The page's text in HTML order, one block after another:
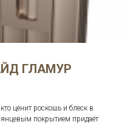
ГЛАМУР
ценит роскошь и блеск в
покрытием придаёт